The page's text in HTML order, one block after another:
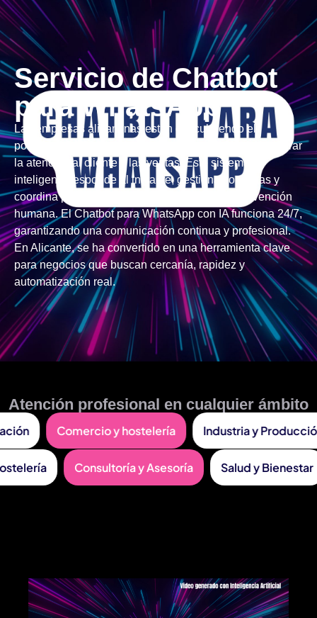
Servicio de Chatbot
para WhatsApp
Las empresas alicantinas están descubriendo el
potencial del Chatbot para WhatsApp con IA para mejorar
la atención al cliente y las ventas. Este sistema
inteligente responde al instante, gestiona consultas y
coordina pedidos o citas, sin necesidad de intervención
humana. El Chatbot para WhatsApp con IA funciona 24/7,
garantizando una comunicación continua y profesional.
En Alicante, se ha convertido en una herramienta clave
para negocios que buscan cercanía, rapidez y
automatización real.
Atención profesional en cualquier ámbito
Comercio y hostelería Industria y Producción
Hostelería Consultoría y Asesoría Salud y